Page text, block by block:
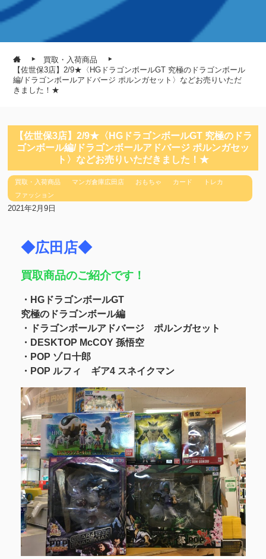
買取・入荷商品
【佐世保3店】2/9★〈HGドラゴンボールGT 究極のドラゴンボール
編/ドラゴンボールアドバージ ポルンガセット〉などお売りいただ
きました！★
【佐世保3店】2/9★〈HGドラゴンボールGT 究極のドラ
ゴンボール編/ドラゴンボールアドバージ ポルンガセッ
ト〉などお売りいただきました！★
買取・入荷商品 マンガ倉庫広田店 おもちゃ カード
トレカ
ファッション
2021年2月9日
◆広田店◆
買取商品のご紹介です！
・HGドラゴンボールGT
究極のドラゴンボール編
・ドラゴンボールアドバージ ポルンガセット
・DESKTOP McCOY 孫悟空
・POP ゾロ十郎
・POP ルフィ ギア4 スネイクマン